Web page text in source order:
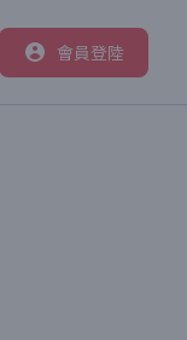
會員登陸